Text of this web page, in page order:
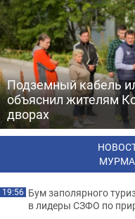
Подземный кабель
объяснил жителям
дворах
19:56 Бум заполярного
в лидеры СЗФО по